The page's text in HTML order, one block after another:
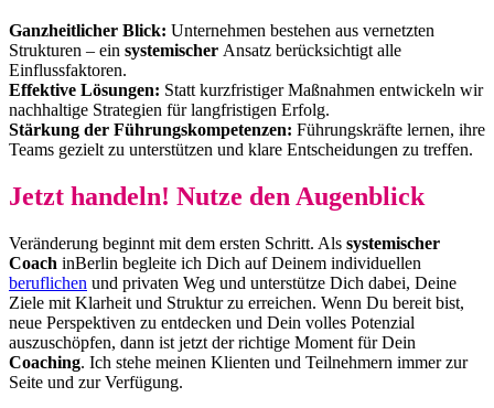
Ganzheitlicher Blick: Unternehmen bestehen aus vernetzten
Strukturen – ein systemischer Ansatz berücksichtigt alle
Einflussfaktoren.
Effektive Lösungen: Statt kurzfristiger Maßnahmen entwickeln wir
nachhaltige Strategien für langfristigen Erfolg.
Stärkung der Führungskompetenzen: Führungskräfte lernen, ihre
Teams gezielt zu unterstützen und klare Entscheidungen zu treffen.
Jetzt handeln! Nutze den Augenblick
Veränderung beginnt mit dem ersten Schritt. Als systemischer
Coach inBerlin begleite ich Dich auf Deinem individuellen
beruflichen und privaten Weg und unterstütze Dich dabei, Deine
Ziele mit Klarheit und Struktur zu erreichen. Wenn Du bereit bist,
neue Perspektiven zu entdecken und Dein volles Potenzial
auszuschöpfen, dann ist jetzt der richtige Moment für Dein
Coaching. Ich stehe meinen Klienten und Teilnehmern immer zur
Seite und zur Verfügung.